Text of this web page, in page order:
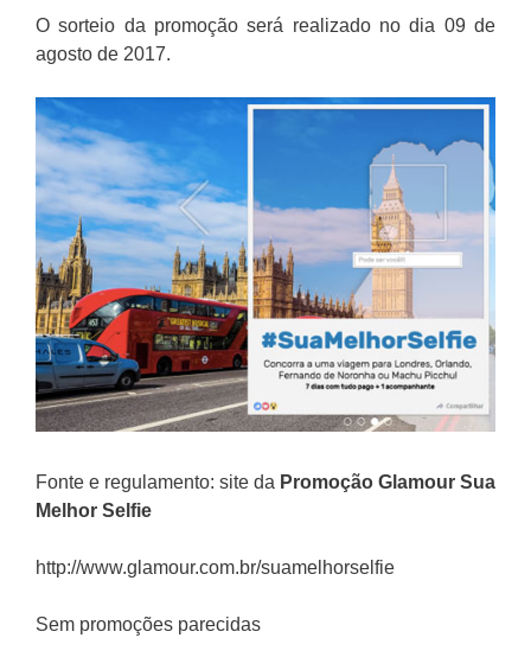
O sorteio da promoção será realizado no dia 09 de
agosto de 2017.
Fonte e regulamento: site da Promoção Glamour Sua
Melhor Selfie
http://www.glamour.com.br/suamelhorselfie
Sem promoções parecidas